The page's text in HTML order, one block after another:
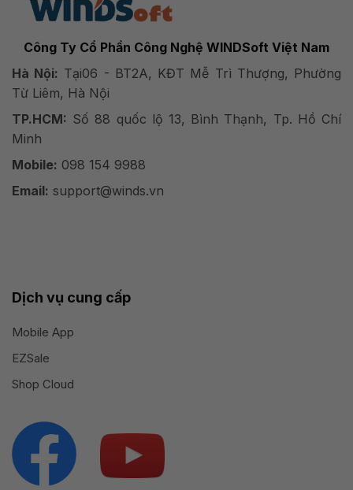
Công Ty Cổ Phần Công Nghệ WINDSoft Việt Nam
Hà Nội: Tại06 - BT2A, KĐT Mễ Trì Thượng, Phường
Từ Liêm, Hà Nội
TP.HCM: Số 88 quốc lộ 13, Bình Thạnh, Tp. Hồ Chí
Minh
Mobile: 098 154 9988
Email: support@winds.vn
Dịch vụ cung cấp
Mobile App
EZSale
Shop Cloud